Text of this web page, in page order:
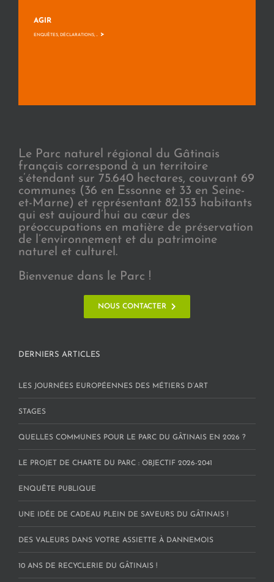
AGIR
ENQUÊTES, DÉCLARATIONS, ... >
Le Parc naturel régional du Gâtinais
français correspond à un territoire
s’étendant sur 75.640 hectares, couvrant 69
communes (36 en Essonne et 33 en Seine-
et-Marne) et représentant 82.153 habitants
qui est aujourd’hui au cœur des
préoccupations en matière de préservation
de l’environnement et du patrimoine
naturel et culturel.
Bienvenue dans le Parc !
NOUS CONTACTER
DERNIERS ARTICLES
LES JOURNÉES EUROPÉENNES DES MÉTIERS D’ART
STAGES
QUELLES COMMUNES POUR LE PARC DU GÂTINAIS EN 2026 ?
LE PROJET DE CHARTE DU PARC : OBJECTIF 2026-2041
ENQUÊTE PUBLIQUE
UNE IDÉE DE CADEAU PLEIN DE SAVEURS DU GÂTINAIS !
DES VALEURS DANS VOTRE ASSIETTE À DANNEMOIS
10 ANS DE RECYCLERIE DU GÂTINAIS !